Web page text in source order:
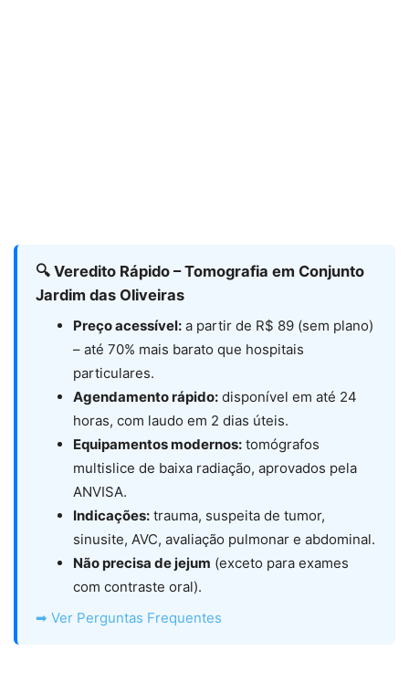
🔍 Veredito Rápido – Tomografia em Conjunto
Jardim das Oliveiras
Preço acessível: a partir de R$ 89 (sem plano)
– até 70% mais barato que hospitais
particulares.
Agendamento rápido: disponível em até 24
horas, com laudo em 2 dias úteis.
Equipamentos modernos: tomógrafos
multislice de baixa radiação, aprovados pela
ANVISA.
Indicações: trauma, suspeita de tumor,
sinusite, AVC, avaliação pulmonar e abdominal.
Não precisa de jejum (exceto para exames
com contraste oral).
➡ Ver Perguntas Frequentes